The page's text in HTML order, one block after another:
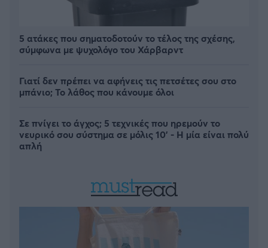
5 ατάκες που σηματοδοτούν το τέλος της σχέσης,
σύμφωνα με ψυχολόγο του Χάρβαρντ
Γιατί δεν πρέπει να αφήνεις τις πετσέτες σου στο
μπάνιο; Το λάθος που κάνουμε όλοι
Σε πνίγει το άγχος; 5 τεχνικές που ηρεμούν το
νευρικό σου σύστημα σε μόλις 10' - Η μία είναι πολύ
απλή